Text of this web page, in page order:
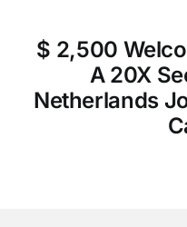
$ 2,500
A 20X
Netherlands